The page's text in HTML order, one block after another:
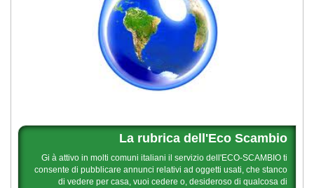
La rubrica dell'Eco Scambio
Gi à attivo in molti comuni italiani il servizio dell'ECO-SCAMBIO ti
consente di pubblicare annunci relativi ad oggetti usati, che stanco
di vedere per casa, vuoi cedere o, desideroso di qualcosa di